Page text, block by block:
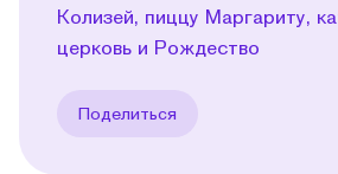
Колизей, пиццу Маргариту,
церковь и Рождество
Поделиться